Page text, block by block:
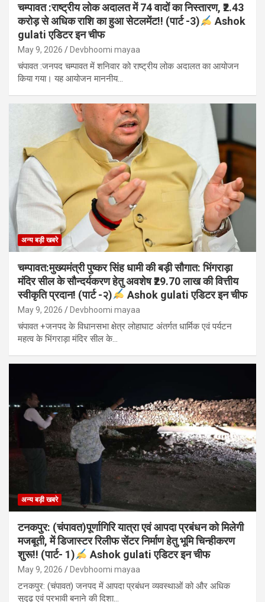
चम्पावत :राष्ट्रीय लोक अदालत में 74 वादों का निस्तारण, ₹2.43
करोड़ से अधिक राशि का हुआ सेटलमेंट!! (पार्ट -3)
Ashok
gulati एडिटर इन चीफ
May 9, 2026 Devbhoomi mayaa
चंपावत :जनपद चम्पावत में शनिवार को राष्ट्रीय लोक अदालत का आयोजन
किया गया। यह आयोजन माननीय…
अन्य बड़ी खबरे
चम्पावत:मुख्यमंत्री पुष्कर सिंह धामी की बड़ी सौगात: भिंगराड़ा
मंदिर सील के सौन्दर्यकरण हेतु अवशेष ₹29.70 लाख की वित्तीय
स्वीकृति प्रदान! (पार्ट -२)
Ashok gulati एडिटर इन चीफ
May 9, 2026 Devbhoomi mayaa
चंपावत +जनपद के विधानसभा क्षेत्र लोहाघाट अंतर्गत धार्मिक एवं पर्यटन
महत्व के भिंगराड़ा मंदिर सील के…
अन्य बड़ी खबरे
टनकपुर: (चंपावत)पूर्णागिरि यात्रा एवं आपदा प्रबंधन को मिलेगी
मजबूती, में डिजास्टर रिलीफ सेंटर निर्माण हेतु भूमि चिन्हीकरण
शुरू!! (पार्ट- 1)
Ashok gulati एडिटर इन चीफ
May 9, 2026 Devbhoomi mayaa
टनकपुर: (चंपावत) जनपद में आपदा प्रबंधन व्यवस्थाओं को और अधिक
सुदृढ़ एवं प्रभावी बनाने की दिशा…